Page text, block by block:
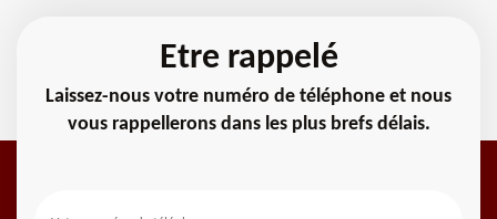
Etre rappelé
Laissez-nous votre numéro de téléphone et nous
vous rappellerons dans les plus brefs délais.